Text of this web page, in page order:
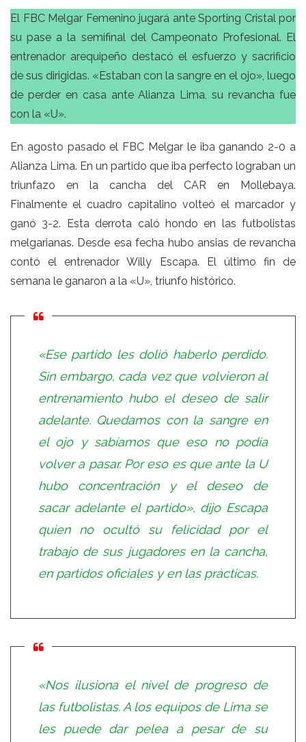
El FBC Melgar Femenino jugará ante Sporting Cristal por
su pase a la semifinal del Campeonato Profesional. El
entrenador arequipeño destacó el esfuerzo y sacrificio
de sus dirigidas. «Estaban con la sangre en el ojo», luego
de perder en casa ante Alianza Lima, su revancha fue
con la «U».
En agosto pasado el FBC Melgar le iba ganando 2-0 a
Alianza Lima. En un partido que iba perfecto lograban un
triunfazo en la cancha del CAR en Mollebaya.
Finalmente el cuadro capitalino volteó el marcador y
ganó 3-2. Esta derrota caló hondo en las futbolistas
melgarianas. Desde esa fecha hubo ansias de revancha
contó el entrenador Willy Escapa. El último fin de
semana le ganaron a la «U», triunfo histórico.
«Ese partido les dolió haberlo perdido.
Sin embargo, cada vez que volvieron al
entrenamiento hubo el deseo de salir
adelante. Quedamos con la sangre en
el ojo y sabíamos que eso no podía
volver a pasar. Por eso es que ante la U
hubo concentración y el deseo de
sacar adelante el partido», dijo Escapa
quien no ocultó su felicidad por el
trabajo de sus jugadores en la cancha,
en partidos oficiales y en las prácticas.
«Nos ilusiona el nivel de progreso de
las futbolistas. A los equipos de Lima se
les puede dar pelea a pesar de su